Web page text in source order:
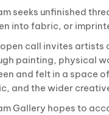
seeks unfinished
into fabric, or
call invites artists
painting, physical
and felt in a space
and the wider
Gallery hopes to